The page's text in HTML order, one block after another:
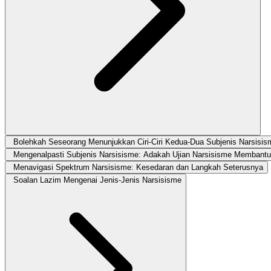
Bolehkah Seseorang Menunjukkan Ciri-Ciri Kedua-Dua Subjenis
Mengenalpasti Subjenis Narsisisme: Adakah Ujian Narsisisme
Menavigasi Spektrum Narsisisme: Kesedaran dan Langkah Seterusnya
Soalan Lazim Mengenai Jenis-Jenis Narsisisme